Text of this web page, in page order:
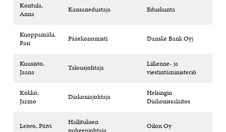
Kontula,
Anna
Kansanedustaja Eduskunta
Kuoppamäki,
Pasi
Pääekonomisti Danske Bank Oyj
Kuusisto,
Jaana
Talousjohtaja
Liikenne- ja
viestintäministeriö
Kökkö,
Jarmo
Diakoniajohtaja
Helsingin
Diakonissalaitos
Leiwo, Päivi
Hallituksen
Oilon Oy